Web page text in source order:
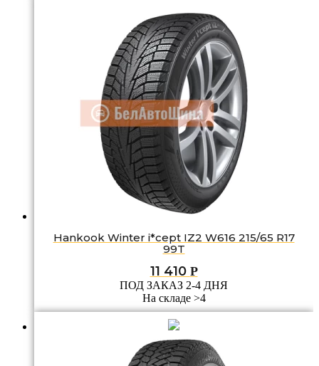
Hankook Winter i*cept IZ2 W616 215/65 R17
99T
11 410 Р
ПОД ЗАКАЗ 2-4 ДНЯ
На складе >4